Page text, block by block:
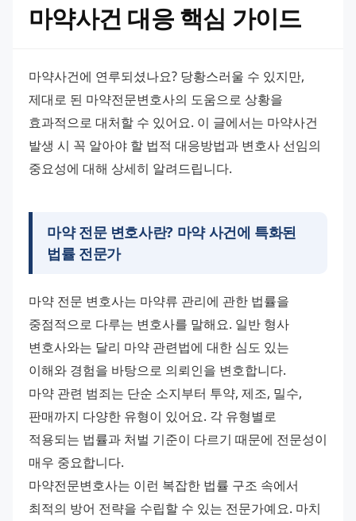
마약사건 대응 핵심 가이드
마약사건에 연루되셨나요? 당황스러울 수 있지만,
제대로 된 마약전문변호사의 도움으로 상황을
효과적으로 대처할 수 있어요. 이 글에서는 마약사건
발생 시 꼭 알아야 할 법적 대응방법과 변호사 선임의
중요성에 대해 상세히 알려드립니다.
마약 전문 변호사란? 마약 사건에 특화된
법률 전문가
마약 전문 변호사는 마약류 관리에 관한 법률을
중점적으로 다루는 변호사를 말해요. 일반 형사
변호사와는 달리 마약 관련법에 대한 심도 있는
이해와 경험을 바탕으로 의뢰인을 변호합니다.
마약 관련 범죄는 단순 소지부터 투약, 제조, 밀수,
판매까지 다양한 유형이 있어요. 각 유형별로
적용되는 법률과 처벌 기준이 다르기 때문에 전문성이
매우 중요합니다.
마약전문변호사는 이런 복잡한 법률 구조 속에서
최적의 방어 전략을 수립할 수 있는 전문가예요. 마치